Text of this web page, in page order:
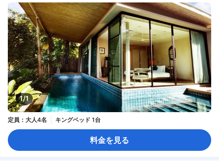
1/1
定員：大人4名 キングベッド 1台
料金を見る